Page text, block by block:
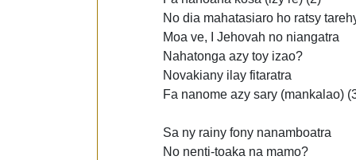
No dia mahatasiaro ho ratsy
Moa ve, I Jehovah no niangatra
Nahatonga azy toy izao?
Novakiany ilay fitaratra
Fa nanome azy sary (mankalao)
Sa ny rainy fony nanamboatra
No nenti-toaka na mamo?